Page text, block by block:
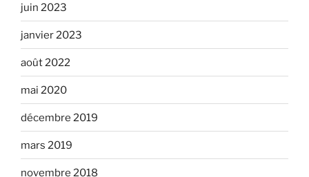
juin 2023
janvier 2023
août 2022
mai 2020
décembre 2019
mars 2019
novembre 2018